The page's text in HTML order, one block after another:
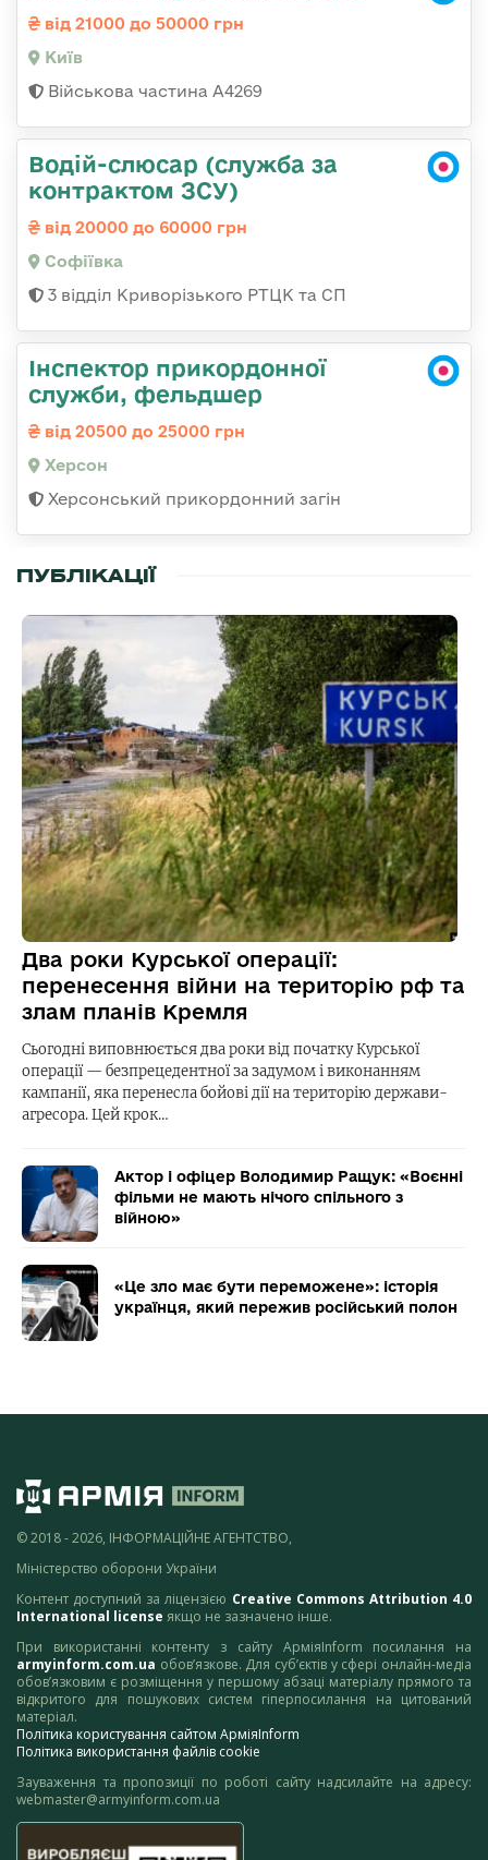
від 21000 до 50000 грн
Київ
Військова частина А4269
Водій-слюсар (служба за
контрактом ЗСУ)
від 20000 до 60000 грн
Софіївка
3 відділ Криворізького РТЦК та СП
Інспектор прикордонної
служби, фельдшер
від 20500 до 25000 грн
Херсон
Херсонський прикордонний загін
ПУБЛІКАЦІЇ
Два роки Курської операції:
перенесення війни на територію рф та
злам планів Кремля
Сьогодні виповнюється два роки від початку Курської
операції — безпрецедентної за задумом і виконанням
кампанії, яка перенесла бойові дії на територію держави-
агресора. Цей крок…
Актор і офіцер Володимир Ращук: «Воєнні
фільми не мають нічого спільного з
війною»
«Це зло має бути переможене»: історія
українця, який пережив російський полон
© 2018 - 2026, ІНФОРМАЦІЙНЕ АГЕНТСТВО,
Міністерство оборони України
Контент доступний за ліцензією Creative Commons Attribution 4.0
International license якщо не зазначено інше.
При використанні контенту з сайту АрміяInform посилання на
armyinform.com.ua обов’язкове. Для суб’єктів у сфері онлайн-медіа
обов’язковим є розміщення у першому абзаці матеріалу прямого та
відкритого для пошукових систем гіперпосилання на цитований
матеріал.
Політика користування сайтом АрміяInform
Політика використання файлів cookie
Зауваження та пропозиції по роботі сайту надсилайте на адресу:
webmaster@armyinform.com.ua